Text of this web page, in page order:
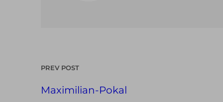
PREV POST
Maximilian-Pokal